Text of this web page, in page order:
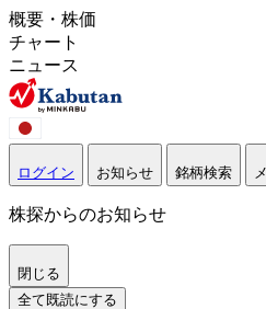
概要・株価
チャート
ニュース
ログイン お知らせ 銘柄検索
株探からのお知らせ
閉じる
全て既読にする